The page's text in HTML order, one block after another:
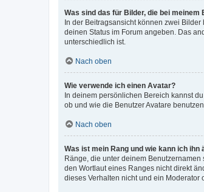
Was sind das für Bilder, die bei
In der Beitragsansicht können zwei
deinen Status im Forum angeben. Das
unterschiedlich ist.
Nach oben
Wie verwende ich einen Avatar?
In deinem persönlichen Bereich kannst
ob und wie die Benutzer Avatare
Nach oben
Was ist mein Rang und wie kann ich ihn
Ränge, die unter deinem
den Wortlaut eines Ranges nicht direkt
dieses Verhalten nicht und ein Moderator